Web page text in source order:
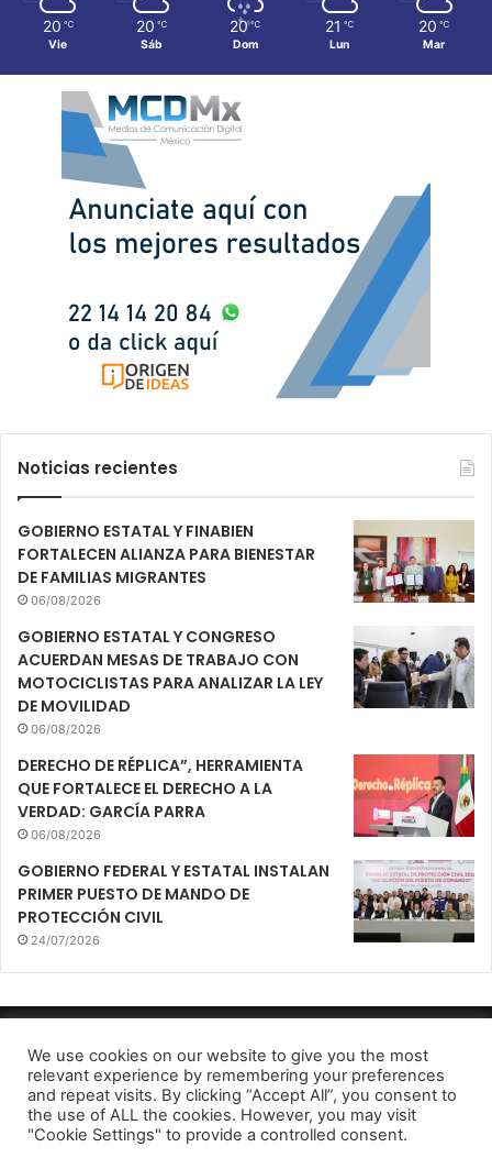
20 ℃
Vie
20 ℃
Sáb
20 ℃
Dom
21 ℃
Lun
20 ℃
Mar
Noticias recientes
GOBIERNO ESTATAL Y FINABIEN
FORTALECEN ALIANZA PARA BIENESTAR
DE FAMILIAS MIGRANTES
06/08/2026
GOBIERNO ESTATAL Y CONGRESO
ACUERDAN MESAS DE TRABAJO CON
MOTOCICLISTAS PARA ANALIZAR LA LEY
DE MOVILIDAD
06/08/2026
DERECHO DE RÉPLICA”, HERRAMIENTA
QUE FORTALECE EL DERECHO A LA
VERDAD: GARCÍA PARRA
06/08/2026
GOBIERNO FEDERAL Y ESTATAL INSTALAN
PRIMER PUESTO DE MANDO DE
PROTECCIÓN CIVIL
24/07/2026
Mirador Urbano 2022
Aviso de Privacidad
Facebook
TwitterTelegram
We use cookies on our website to give you the most
relevant experience by remembering your preferences
and repeat visits. By clicking “Accept All”, you consent to
the use of ALL the cookies. However, you may visit
"Cookie Settings" to provide a controlled consent.